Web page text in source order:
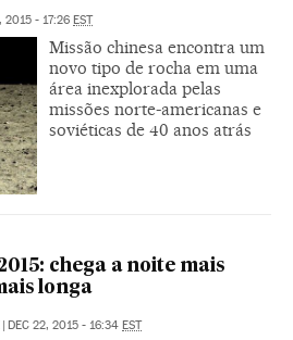
2015 - 17:26 EST
Missão chinesa encontra um
novo tipo de rocha em uma
área inexplorada pelas
missões norte-americanas e
soviéticas de 40 anos atrás
chega a noite mais
longa
| DEC 22, 2015 - 16:34 EST